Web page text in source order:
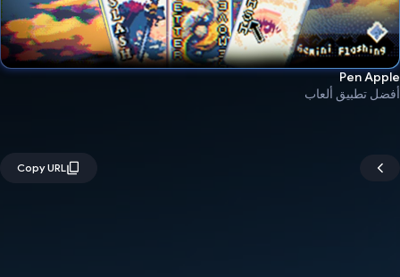
Pen Apple
أفضل تطبيق ألعاب